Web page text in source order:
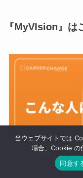
『MyVIsion』は
当ウェブサイトでは
場合、Cookie の
同意す